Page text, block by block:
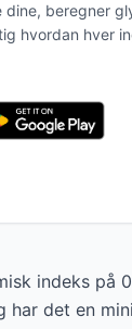
dine, beregner
hvordan hver
indeks på
har det en